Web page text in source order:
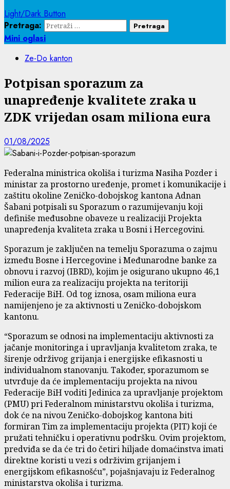
Light/Dark Button
Pretraga:
Mini oglasi
Ze-Do kanton
Potpisan sporazum za
unapređenje kvalitete zraka u
ZDK vrijedan osam miliona eura
01/08/2025
Federalna ministrica okoliša i turizma Nasiha Pozder i
ministar za prostorno uređenje, promet i komunikacije i
zaštitu okoline Zeničko-dobojskog kantona Adnan
Šabani potpisali su Sporazum o razumijevanju koji
definiše međusobne obaveze u realizaciji Projekta
unapređenja kvaliteta zraka u Bosni i Hercegovini.
Sporazum je zaključen na temelju Sporazuma o zajmu
između Bosne i Hercegovine i Međunarodne banke za
obnovu i razvoj (IBRD), kojim je osigurano ukupno 46,1
milion eura za realizaciju projekta na teritoriji
Federacije BiH. Od tog iznosa, osam miliona eura
namijenjeno je za aktivnosti u Zeničko-dobojskom
kantonu.
“Sporazum se odnosi na implementaciju aktivnosti za
jačanje monitoringa i upravljanja kvalitetom zraka, te
širenje održivog grijanja i energijske efikasnosti u
individualnom stanovanju. Također, sporazumom se
utvrđuje da će implementaciju projekta na nivou
Federacije BiH voditi Jedinica za upravljanje projektom
(PMU) pri Federalnom ministarstvu okoliša i turizma,
dok će na nivou Zeničko-dobojskog kantona biti
formiran Tim za implementaciju projekta (PIT) koji će
pružati tehničku i operativnu podršku. Ovim projektom,
predviđa se da će tri do četiri hiljade domaćinstva imati
direktne koristi u vezi s održivim grijanjem i
energijskom efikasnošću”, pojašnjavaju iz Federalnog
ministarstva okoliša i turizma.